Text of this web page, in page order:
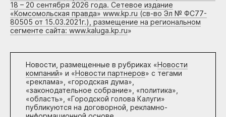
18 – 20 сентября 2026 года. Сетевое издание
«Комсомольская правда» www.kp.ru (св-во Эл № ФС77-
80505 от 15.03.2021г.), размещение на региональном
сегменте сайта: www.kaluga.kp.ru»
Новости, размещенные в рубриках «Новости
компаний» и «Новости партнеров» с тегами
«реклама», «городская дума»,
«законодательное собрание», «политика»,
«область», «Городской голова Калуги»
публикуются на договорной, рекламно-